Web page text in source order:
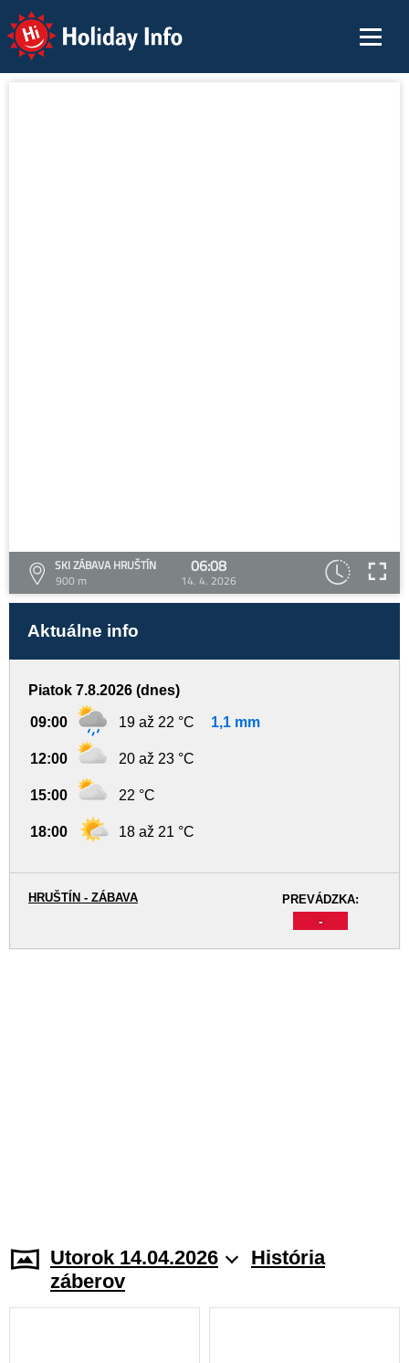
Holiday Info
SKI ZÁBAVA HRUŠTÍN
900 m
06:08
14. 4. 2026
Aktuálne info
Piatok 7.8.2026 (dnes)
09:00 19 až 22 °C 1,1 mm
12:00 20 až 23 °C
15:00 22 °C
18:00 18 až 21 °C
PREVÁDZKA:
-
HRUŠTÍN - ZÁBAVA
Utorok 14.04.2026
História
záberov